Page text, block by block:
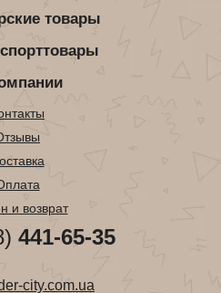
товары
и возврат
441-65-35
city.com.ua